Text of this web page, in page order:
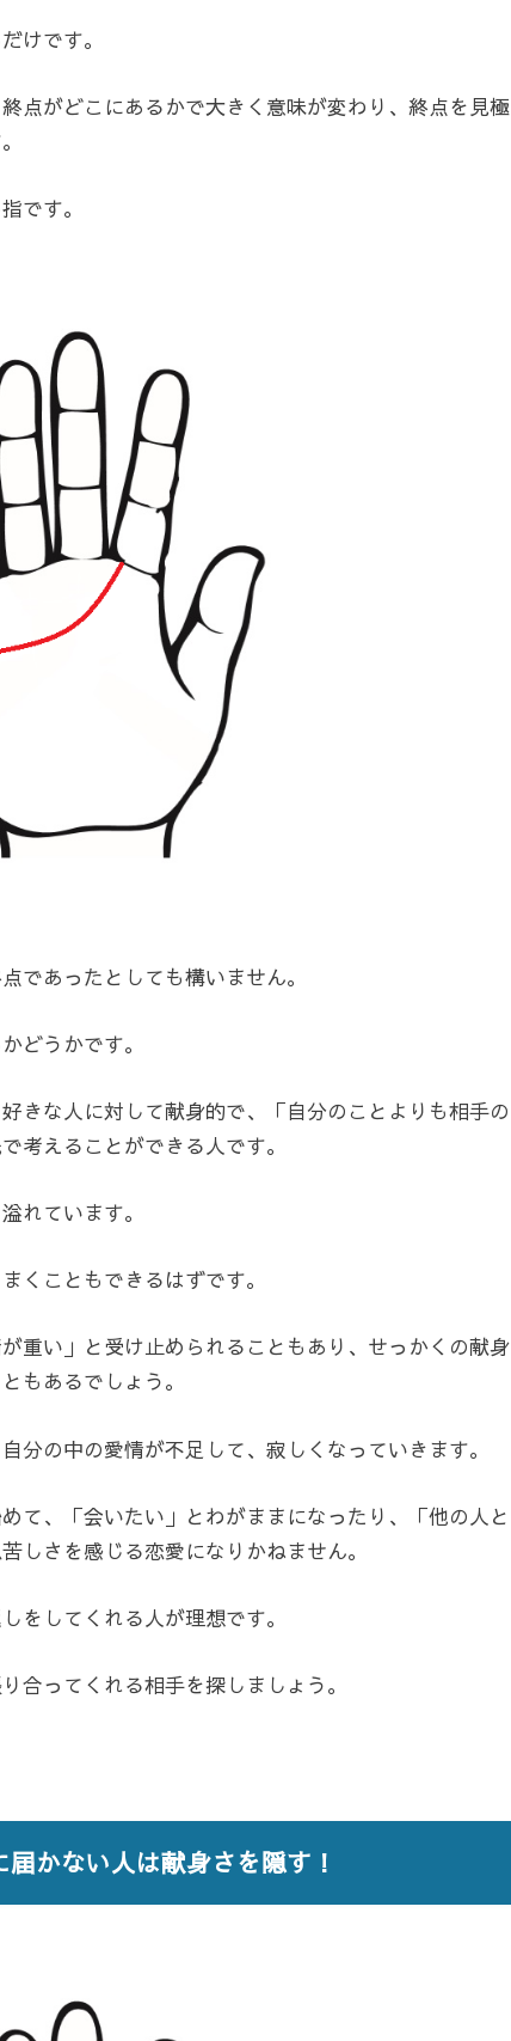
けです。
点がどこにあるかで大きく意味が変わり、終点を見極
です。
であったとしても構いません。
どうかです。
きな人に対して献身的で、「自分のことよりも相手の
考えることができる人です。
れています。
くこともできるはずです。
重い」と受け止められることもあり、せっかくの献身
もあるでしょう。
分の中の愛情が不足して、寂しくなっていきます。
て、「会いたい」とわがままになったり、「他の人と
しさを感じる恋愛になりかねません。
をしてくれる人が理想です。
合ってくれる相手を探しましょう。
かない人は献身さを隠す！